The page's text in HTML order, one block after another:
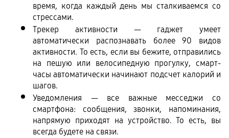
время, когда каждый день мы сталкиваемся со
стрессами.
Трекер активности — гаджет умеет
автоматически распознавать более 90 видов
активности. То есть, если вы бежите, отправились
на пешую или велосипедную прогулку, смарт-
часы автоматически начинают подсчет калорий и
шагов.
Уведомления — все важные месседжи со
смартфона: сообщения, звонки, напоминания,
напрямую приходят на устройство. То есть, вы
всегда будете на связи.